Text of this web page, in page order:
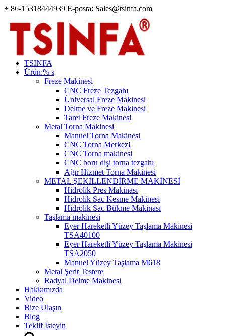
+ 86-15318444939 E-posta: Sales@tsinfa.com
TSINFA
Ürün:% s
Freze Makinesi
CNC Freze Tezgahı
Üniversal Freze Makinesi
Delme ve Freze Makinesi
Taret Freze Makinesi
Metal Torna Makinesi
Manuel Torna Makinesi
CNC Torna Merkezi
CNC Torna makinesi
CNC boru dişi torna tezgahı
Ağır Hizmet Torna Makinesi
METAL ŞEKİLLENDİRME MAKİNESİ
Hidrolik Pres Makinası
Hidrolik Sac Kesme Makinesi
Hidrolik Sac Bükme Makinası
Taşlama makinesi
Eyer Hareketli Yüzey Taşlama Makinesi
TSA40100
Eyer Hareketli Yüzey Taşlama Makinesi
TSA2050
Manuel Yüzey Taşlama M618
Metal Şerit Testere
Radyal Delme Makinesi
Hakkımızda
Video
Bize Ulaşın
Blog
Teklif İsteyin